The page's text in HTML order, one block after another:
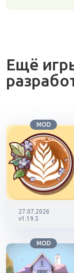
Ещё
MOD
27.07.2026
v1.19.5
MOD